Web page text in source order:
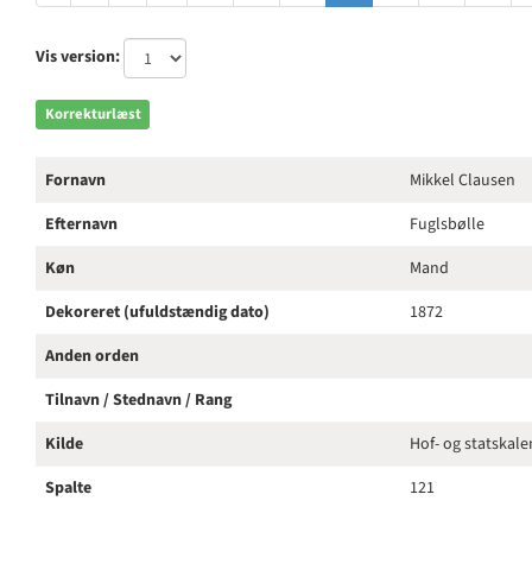
Vis version:
Korrekturlæst
Fornavn
Mikkel Clausen
Efternavn
Fuglsbølle
Køn
Mand
Dekoreret (ufuldstændig dato)
1872
Anden orden
Tilnavn / Stednavn / Rang
Kilde
Hof- og
Spalte
121